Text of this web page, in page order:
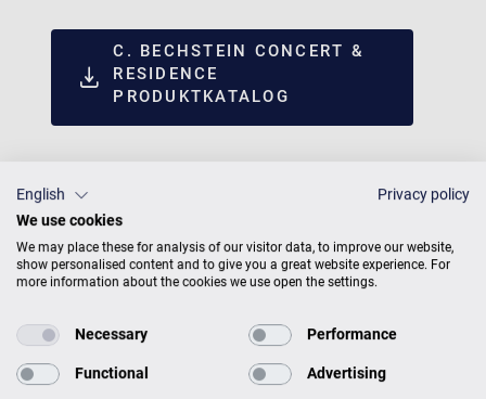
C. BECHSTEIN CONCERT &
RESIDENCE
PRODUKTKATALOG
English
Privacy policy
We use cookies
We may place these for analysis of our visitor data, to improve our website,
show personalised content and to give you a great website experience. For
more information about the cookies we use open the settings.
Necessary Performance
Functional Advertising